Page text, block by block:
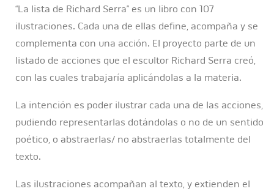
“La lista de Richard Serra” es un libro con 107
ilustraciones. Cada una de ellas define, acompaña y se
complementa con una acción. El proyecto parte de un
listado de acciones que el escultor Richard Serra creó,
con las cuales trabajaría aplicándolas a la materia.
La intención es poder ilustrar cada una de las acciones,
pudiendo representarlas dotándolas o no de un sentido
poético, o abstraerlas/ no abstraerlas totalmente del
texto.
Las ilustraciones acompañan al texto, y extienden el